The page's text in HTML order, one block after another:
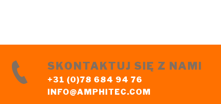
SKONTAKTUJ SIĘ Z NAMI
+31 (0)78 684 94 76
INFO@AMPHITEC.COM